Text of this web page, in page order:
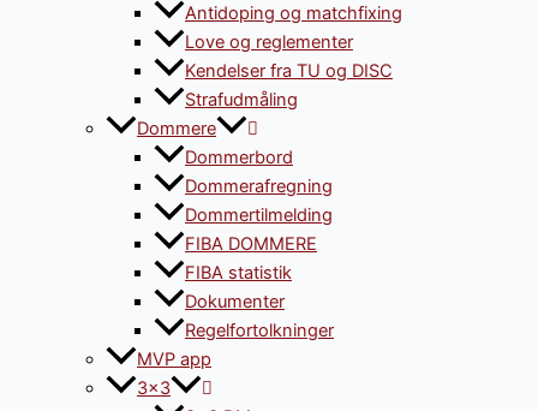
Antidoping og matchfixing
Love og reglementer
Kendelser fra TU og DISC
Strafudmåling
Dommere
Dommerbord
Dommerafregning
Dommertilmelding
FIBA DOMMERE
FIBA statistik
Dokumenter
Regelfortolkninger
MVP app
3×3